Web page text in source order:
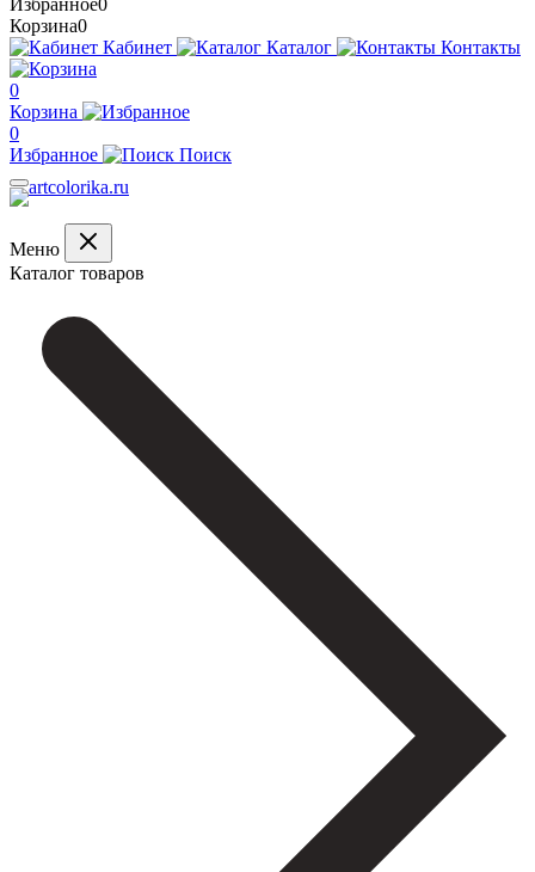
Избранное0
Корзина0
Кабинет
Каталог Контакты
0
Корзина
0
Избранное
Поиск
Меню
Каталог товаров